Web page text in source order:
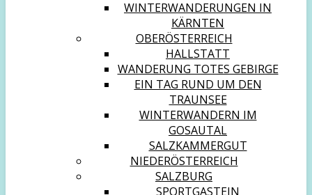
WINTERWANDERUNGEN IN
KÄRNTEN
OBERÖSTERREICH
HALLSTATT
WANDERUNG TOTES GEBIRGE
EIN TAG RUND UM DEN
TRAUNSEE
WINTERWANDERN IM
GOSAUTAL
SALZKAMMERGUT
NIEDERÖSTERREICH
SALZBURG
SPORTGASTEIN